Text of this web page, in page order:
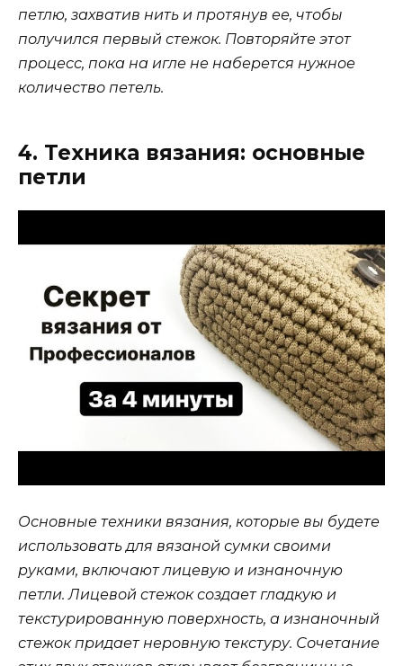
петлю, захватив нить и протянув ее, чтобы
получился первый стежок. Повторяйте этот
процесс, пока на игле не наберется нужное
количество петель.
4. Техника вязания: основные
петли
Основные техники вязания, которые вы будете
использовать для вязаной сумки своими
руками, включают лицевую и изнаночную
петли. Лицевой стежок создает гладкую и
текстурированную поверхность, а изнаночный
стежок придает неровную текстуру. Сочетание